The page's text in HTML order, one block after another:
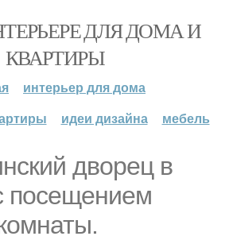
ДЛЯ ДОМА И
КВАРТИРЫ
интерьер для дома
идеи дизайна мебель
дворец в
посещением